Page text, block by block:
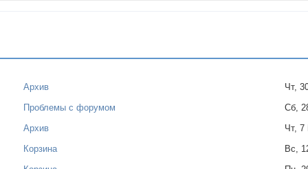
Архив
Чт,
Проблемы с форумом
Сб,
Архив
Чт, 7
Корзина
Вс,